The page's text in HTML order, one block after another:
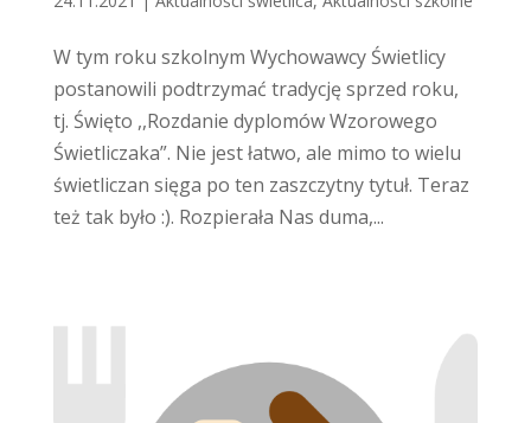
W tym roku szkolnym Wychowawcy Świetlicy
postanowili podtrzymać tradycję sprzed roku,
tj. Święto ,,Rozdanie dyplomów Wzorowego
Świetliczaka”. Nie jest łatwo, ale mimo to wielu
świetliczan sięga po ten zaszczytny tytuł. Teraz
też tak było :). Rozpierała Nas duma,...